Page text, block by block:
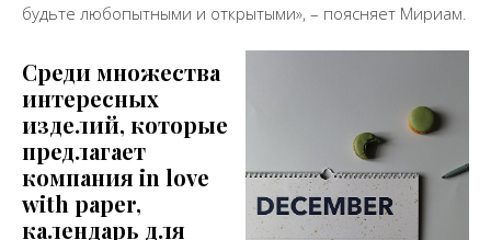
будьте любопытными и открытыми», – поясняет Мириам.
Среди множества
интересных
изделий, которые
предлагает
компания in love
with paper,
календарь для